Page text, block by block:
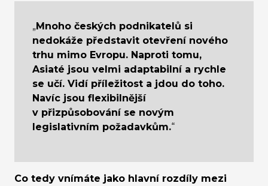
„Mnoho českých podnikatelů si
nedokáže představit otevření nového
trhu mimo Evropu. Naproti tomu,
Asiaté jsou velmi adaptabilní a rychle
se učí. Vidí příležitost a jdou do toho.
Navíc jsou flexibilnější
v přizpůsobování se novým
legislativním požadavkům.“
Co tedy vnímáte jako hlavní rozdíly mezi